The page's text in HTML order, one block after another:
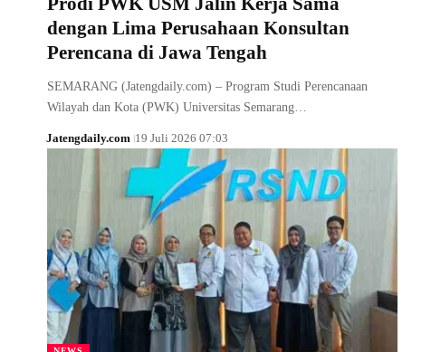
dengan Lima Perusahaan Konsultan
Perencana di Jawa Tengah
SEMARANG (Jatengdaily.com) – Program Studi Perencanaan
Wilayah dan Kota (PWK) Universitas Semarang…
Jatengdaily.com 19 Juli 2026 07:03